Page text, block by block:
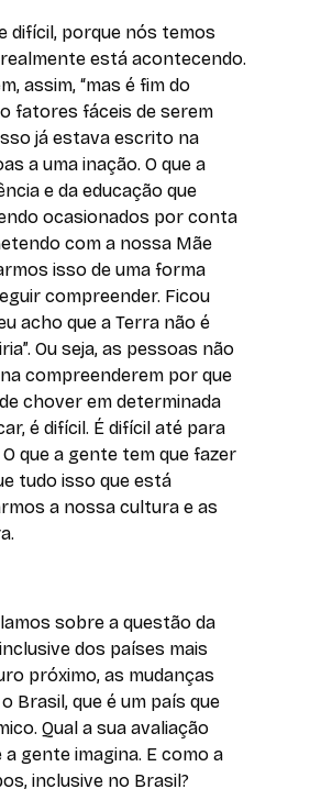
difícil, porque nós temos
está acontecendo.
assim, “mas é fim do
fatores fáceis de serem
já estava escrito na
a uma inação. O que a
e da educação que
ocasionados por conta
com a nossa Mãe
isso de uma forma
compreender. Ficou
acho que a Terra não é
Ou seja, as pessoas não
compreenderem por que
chover em determinada
é difícil. É difícil até para
que a gente tem que fazer
tudo isso que está
a nossa cultura e as
sobre a questão da
dos países mais
próximo, as mudanças
Brasil, que é um país que
Qual a sua avaliação
gente imagina. E como a
inclusive no Brasil?